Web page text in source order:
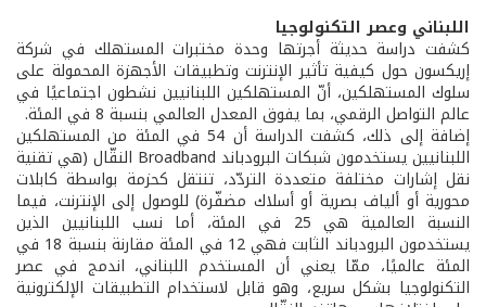
اللبناني وعصر التكنولوجيا
كشفت دراسة حديثة أجرتها وحدة مختبرات المستهلك في شركة
إريكسون حول كيفية تأثير الإنترنت وتطبيقات الأجهزة المحمولة على
سلوك المستهلكين، أنّ المستهلكين اللبنانيين نشطون اجتماعيًا في
عالم التواصل الرقمي، بما يفوق المعدل العالمي بنسبة 8 في المئة.
إضافة إلى ذلك، كشفت الدراسة أن 54 في المئة من المستهلكين
اللبنانيين يستخدمون شبكات البرودباند Broadband النقّال (هي تقنية
نقل إشارات مختلفة متعددة التردّد، تنتقل كحزمة بواسطة كابلات
محورية أو ألياف بصرية أو أسلاك مضفّرة) للوصول إلى الإنترنت، فيما
النسبة العالمية هي 25 في المئة، أما نسب اللبنانيين الذين
يستخدمون البرودباند الثابت فهي 12 في المئة مقارنة بنسبة 18 في
المئة عالميًا، ممّا يعني أن المستخدم اللبناني، اندمج في عصر
التكنولوجيا بشكل سريع، وهو قابل لاستخدام التطبيقات الإلكترونية